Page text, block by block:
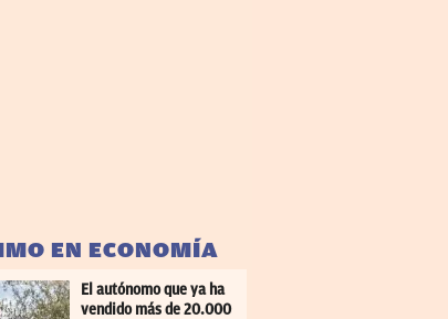
EN ECONOMÍA
El autónomo que ya ha
vendido más de 20.000